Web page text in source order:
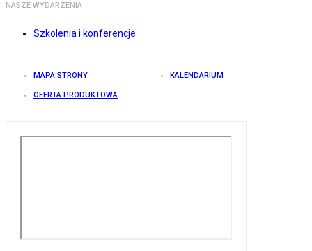
NASZE WYDARZENIA
Szkolenia i konferencje
MAPA STRONY KALENDARIUM
OFERTA PRODUKTOWA